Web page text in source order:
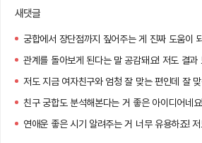
새댓글
연애운 좋은 시기 알려주는 거 너무 유용하죠!